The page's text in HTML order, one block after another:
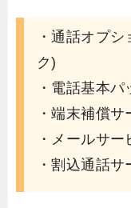
・通話オプ
ク)
・電話基本パ
・端末補償サ
・メールサー
・割込通話サ